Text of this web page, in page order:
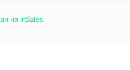
на inSales